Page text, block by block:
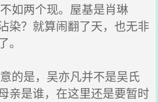
如两个现。屋基是肖琳
染？就算闹翻了天，也无非
的是，吴亦凡并不是吴氏
亲是谁，在这里还是要暂时